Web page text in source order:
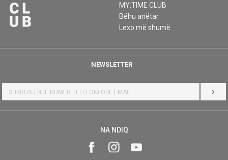
MY:TIME CLUB
Bëhu anëtar
Lexo më shumë
NEWSLETTER
HYR
NA NDIQ